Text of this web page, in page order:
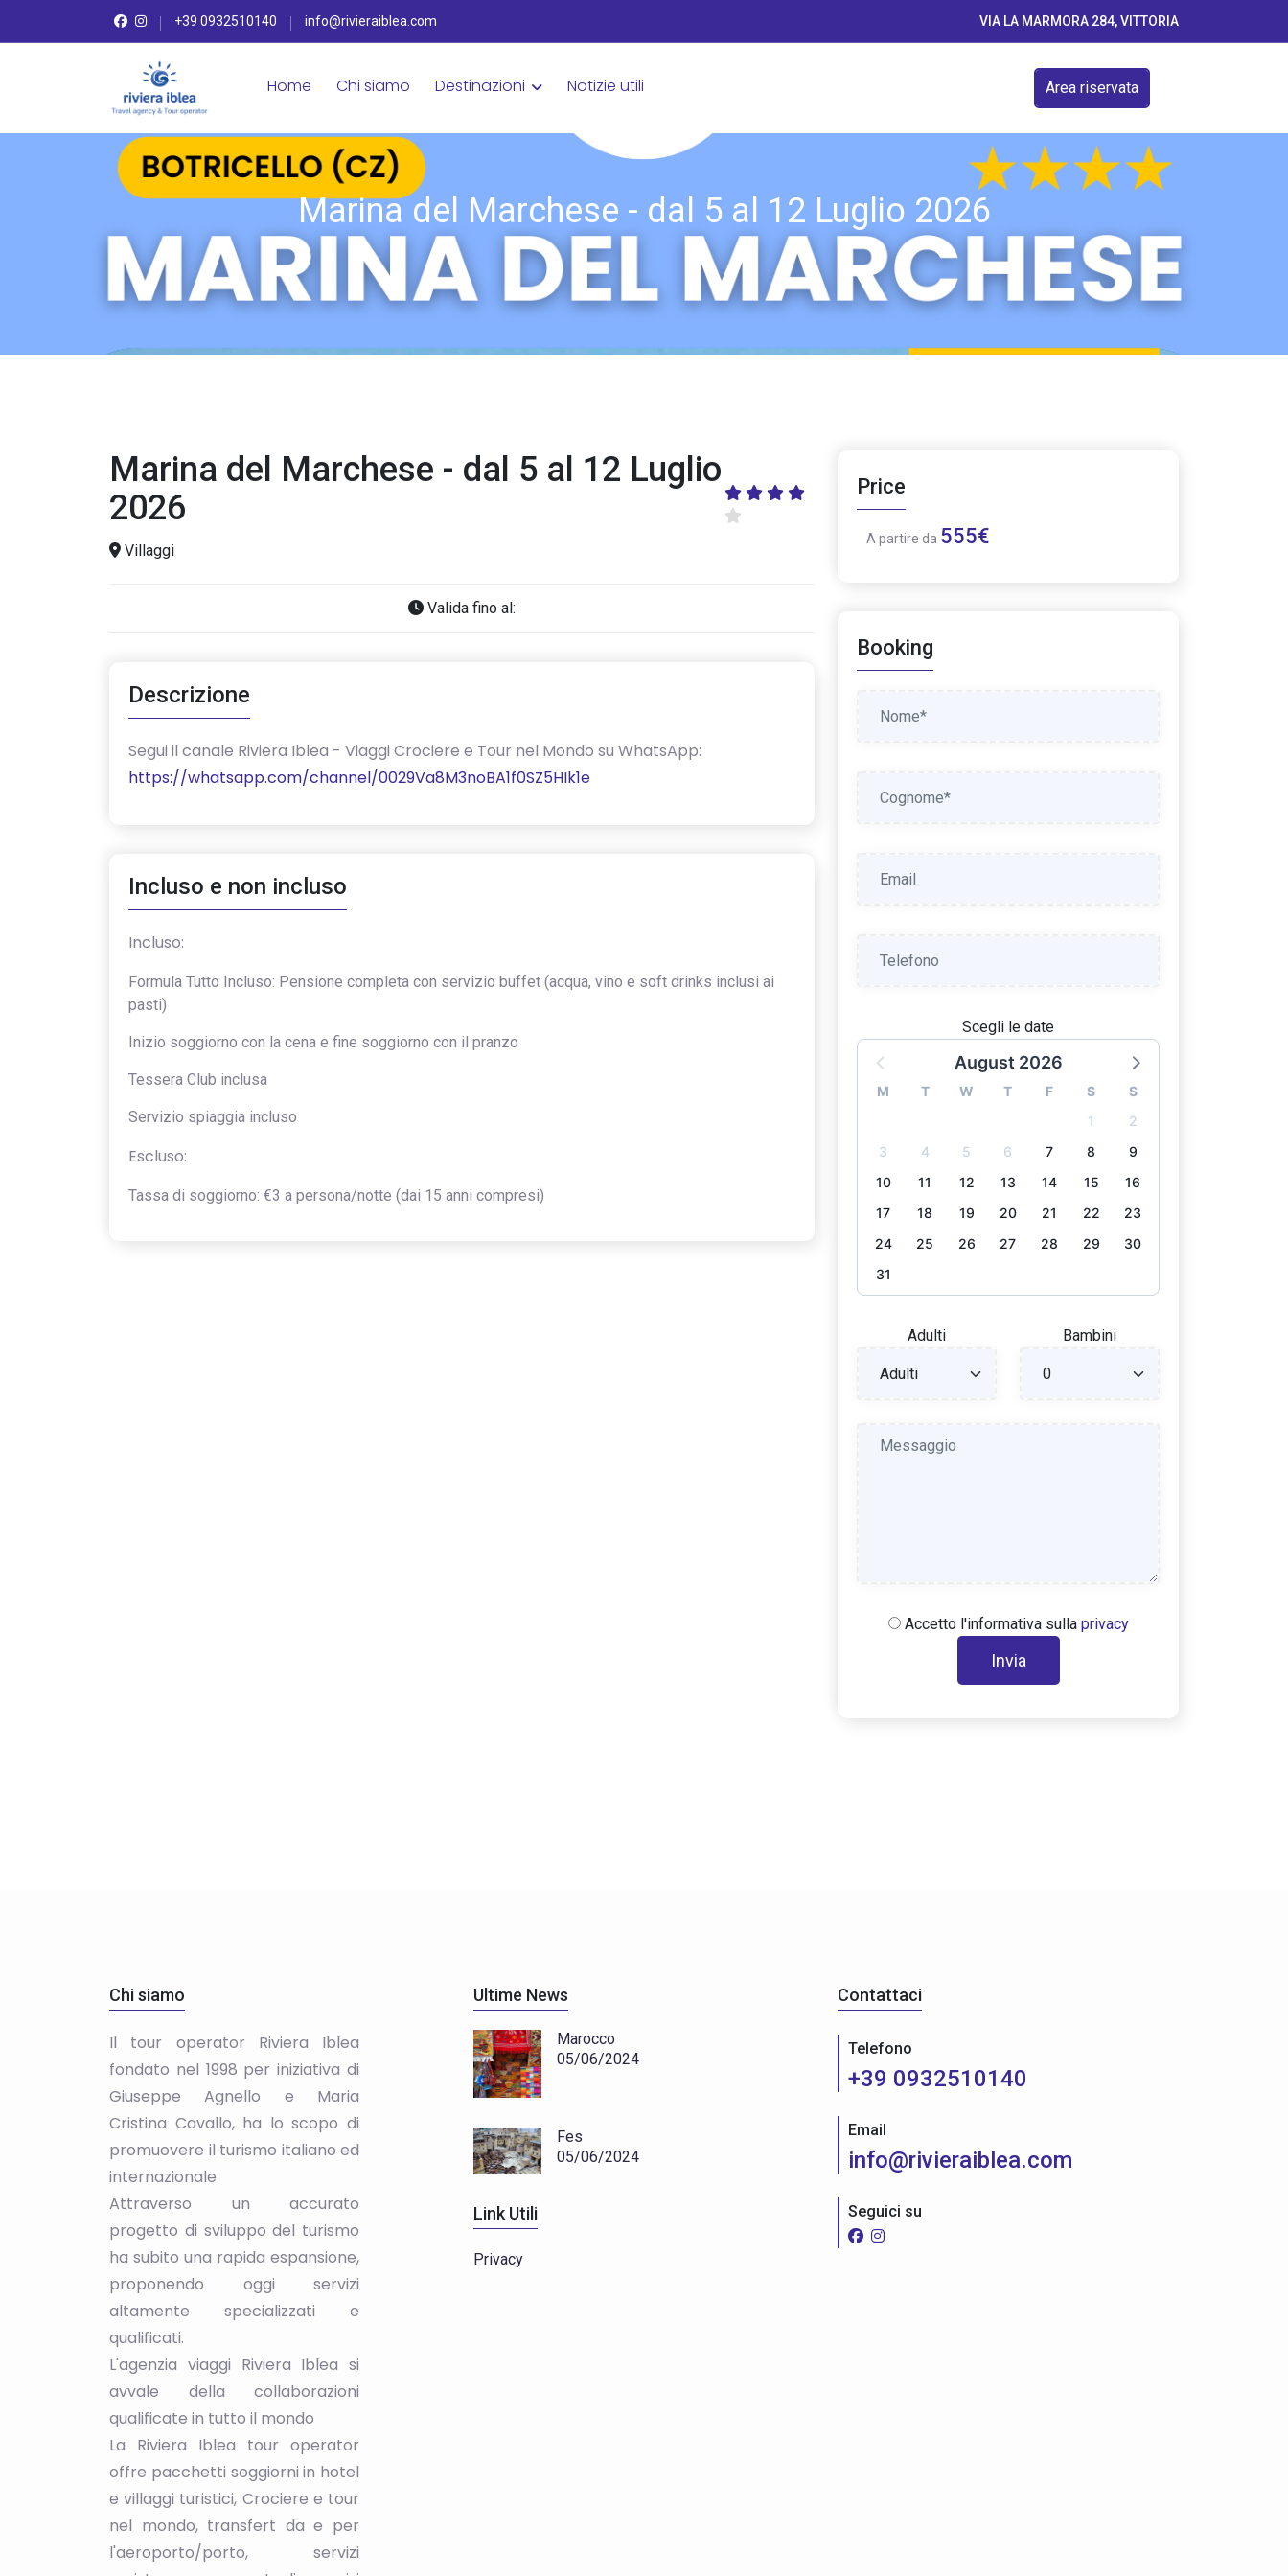
+39 0932510140 info@rivieraiblea.com VIA LA MARMORA 284, VITTORIA
Home Chi siamo Destinazioni Notizie utili Area riservata
Marina del Marchese - dal 5 al 12 Luglio 2026
Marina del Marchese - dal 5 al 12 Luglio
2026
Villaggi
Valida fino al:
Descrizione
‎Segui il canale Riviera Iblea - Viaggi Crociere e Tour nel Mondo su WhatsApp:
https://whatsapp.com/channel/0029Va8M3noBA1f0SZ5HIk1e
Incluso e non incluso
Incluso:
Formula Tutto Incluso: Pensione completa con servizio buffet (acqua, vino e soft drinks inclusi ai
pasti)
Inizio soggiorno con la cena e fine soggiorno con il pranzo
Tessera Club inclusa
Servizio spiaggia incluso
Escluso:
Tassa di soggiorno: €3 a persona/notte (dai 15 anni compresi)
Price
A partire da 555€
Booking
Scegli le date
August 2026
M T W T F S
S
1
2
3
4 5 6 7 8
9
10
11 12 13 14 15
16
17
18 19 20 21 22
23
24
25 26 27 28 29
30
31
Adulti Bambini
Accetto l'informativa sulla privacy
Chi siamo
Il tour operator Riviera Iblea
fondato nel 1998 per iniziativa di
Giuseppe Agnello e Maria
Cristina Cavallo, ha lo scopo di
promuovere il turismo italiano ed
internazionale
Attraverso un accurato
progetto di sviluppo del turismo
ha subito una rapida espansione,
proponendo oggi servizi
altamente specializzati e
qualificati.
L'agenzia viaggi Riviera Iblea si
avvale della collaborazioni
qualificate in tutto il mondo
La Riviera Iblea tour operator
offre pacchetti soggiorni in hotel
e villaggi turistici, Crociere e tour
nel mondo, transfert da e per
l'aeroporto/porto, servizi
Ultime News
Marocco
05/06/2024
Fes
05/06/2024
Link Utili
Privacy
Contattaci
Telefono
+39 0932510140
Email
info@rivieraiblea.com
Seguici su